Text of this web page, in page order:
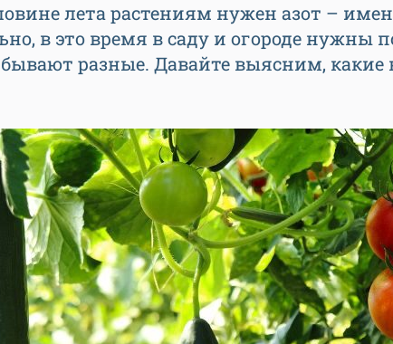
лета растениям нужен азот –
в это время в саду и огороде нужны
разные. Давайте выясним,